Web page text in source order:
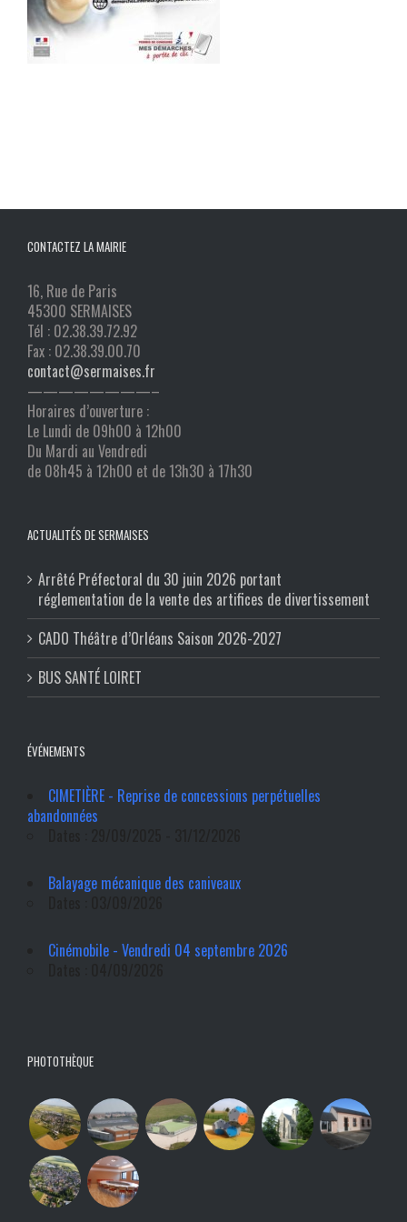
CONTACTEZ LA MAIRIE
16, Rue de Paris
45300 SERMAISES
Tél : 02.38.39.72.92
Fax : 02.38.39.00.70
contact@sermaises.fr
————————–
Horaires d’ouverture :
Le Lundi de 09h00 à 12h00
Du Mardi au Vendredi
de 08h45 à 12h00 et de 13h30 à 17h30
ACTUALITÉS DE SERMAISES
Arrêté Préfectoral du 30 juin 2026 portant
réglementation de la vente des artifices de divertissement
CADO Théâtre d’Orléans Saison 2026-2027
BUS SANTÉ LOIRET
ÉVÉNEMENTS
CIMETIÈRE - Reprise de concessions perpétuelles
abandonnées
Balayage mécanique des caniveaux
Cinémobile - Vendredi 04 septembre 2026
PHOTOTHÈQUE